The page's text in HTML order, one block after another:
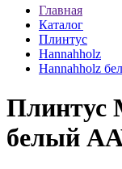
Главная
Каталог
Плинтус
Hannahholz
Hannahholz
Плинтус
белый